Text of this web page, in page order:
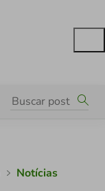
Notícias